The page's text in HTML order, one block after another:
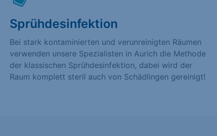
Sprühdesinfektion
Bei stark kontaminierten und verunreinigten Räumen
verwenden unsere Spezialisten in Aurich die Methode
der klassischen Sprühdesinfektion, dabei wird der
Raum komplett steril auch von Schädlingen gereinigt!